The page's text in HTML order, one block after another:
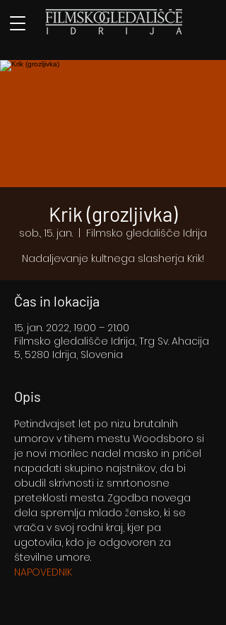
Krik (grozljivka)
sob., 15. jan.
Filmsko gledališče Idrija
Nadaljevanje kultnega slasherja Krik!
Čas in lokacija
15. jan. 2022, 19:00 – 21:00
Filmsko gledališče Idrija, Trg Sv. Ahacija
5, 5280 Idrija, Slovenia
Opis
Petindvajset let po nizu brutalnih
umorov v tihem mestu Woodsboro si
je novi morilec nadel masko in pričel
napadati skupino najstnikov, da bi
obudil skrivnosti iz smrtonosne
preteklosti mesta. Zgodba novega
dela spremlja mlado žensko, ki se
vrača v svoj rodni kraj, kjer pa
ugotovila, kdo je odgovoren za
številne umore.
NAPOVEDNIK